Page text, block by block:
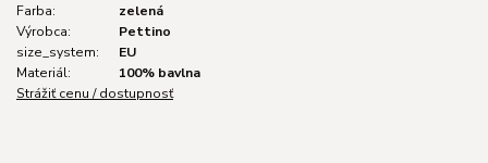
Farba:
zelená
Výrobca:
Pettino
size_system:
EU
Materiál:
100% bavlna
Strážiť cenu / dostupnosť